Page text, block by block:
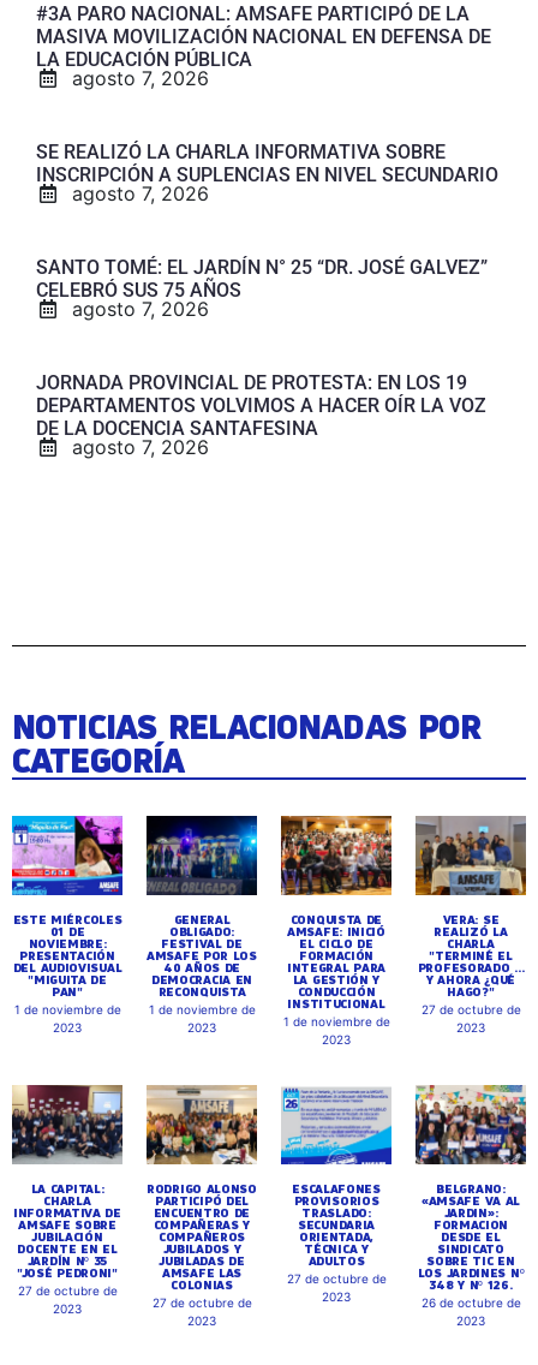
#3A PARO NACIONAL: AMSAFE PARTICIPÓ DE LA
MASIVA MOVILIZACIÓN NACIONAL EN DEFENSA DE
LA EDUCACIÓN PÚBLICA
agosto 7, 2026
SE REALIZÓ LA CHARLA INFORMATIVA SOBRE
INSCRIPCIÓN A SUPLENCIAS EN NIVEL SECUNDARIO
agosto 7, 2026
SANTO TOMÉ: EL JARDÍN N° 25 “DR. JOSÉ GALVEZ”
CELEBRÓ SUS 75 AÑOS
agosto 7, 2026
JORNADA PROVINCIAL DE PROTESTA: EN LOS 19
DEPARTAMENTOS VOLVIMOS A HACER OÍR LA VOZ
DE LA DOCENCIA SANTAFESINA
agosto 7, 2026
NOTICIAS RELACIONADAS POR
CATEGORÍA
ESTE MIÉRCOLES
01 DE
NOVIEMBRE:
PRESENTACIÓN
DEL AUDIOVISUAL
"MIGUITA DE
PAN"
1 de noviembre de
2023
GENERAL
OBLIGADO:
FESTIVAL DE
AMSAFE POR LOS
40 AÑOS DE
DEMOCRACIA EN
RECONQUISTA
1 de noviembre de
2023
CONQUISTA DE
AMSAFE: INICIÓ
EL CICLO DE
FORMACIÓN
INTEGRAL PARA
LA GESTIÓN Y
CONDUCCIÓN
INSTITUCIONAL
1 de noviembre de
2023
VERA: SE
REALIZÓ LA
CHARLA
"TERMINÉ EL
PROFESORADO ...
Y AHORA ¿QUÉ
HAGO?"
27 de octubre de
2023
LA CAPITAL:
CHARLA
INFORMATIVA DE
AMSAFE SOBRE
JUBILACIÓN
DOCENTE EN EL
JARDÍN Nº 35
"JOSÉ PEDRONI"
27 de octubre de
2023
RODRIGO ALONSO
PARTICIPÓ DEL
ENCUENTRO DE
COMPAÑERAS Y
COMPAÑEROS
JUBILADOS Y
JUBILADAS DE
AMSAFE LAS
COLONIAS
27 de octubre de
2023
ESCALAFONES
PROVISORIOS
TRASLADO:
SECUNDARIA
ORIENTADA,
TÉCNICA Y
ADULTOS
27 de octubre de
2023
BELGRANO:
«AMSAFE VA AL
JARDIN»:
FORMACION
DESDE EL
SINDICATO
SOBRE TIC EN
LOS JARDINES Nº
348 Y Nº 126.
26 de octubre de
2023